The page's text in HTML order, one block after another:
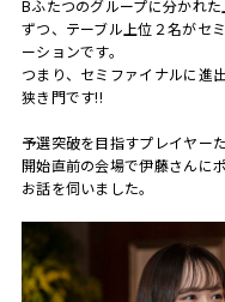
Bふたつのグループに分かれ
ずつ、テーブル上位２名がセ
ーションです。
つまり、セミファイナルに進
狭き門です!!
予選突破を目指すプレイヤー
開始直前の会場で伊藤さんに
お話を伺いました。